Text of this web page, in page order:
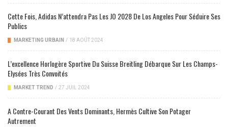
Cette Fois, Adidas N’attendra Pas Les JO 2028 De Los Angeles Pour Séduire Ses
Publics
MARKETING URBAIN / 18 AOÛT 2024
L’excellence Horlogère Sportive Du Suisse Breitling Débarque Sur Les Champs-
Elysées Très Convoités
MARKET TREND / 27 JUIL 2024
A Contre-Courant Des Vents Dominants, Hermès Cultive Son Potager
Autrement